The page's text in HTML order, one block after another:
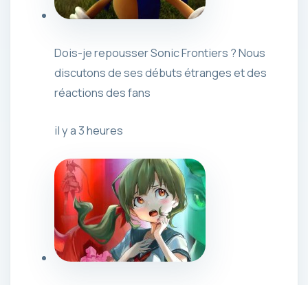
Dois-je repousser Sonic Frontiers ? Nous
discutons de ses débuts étranges et des
réactions des fans
il y a 3 heures